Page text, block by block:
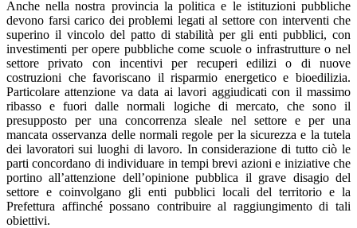
Anche nella nostra provincia la politica e le istituzioni pubbliche
devono farsi carico dei problemi legati al settore con interventi che
superino il vincolo del patto di stabilità per gli enti pubblici, con
investimenti per opere pubbliche come scuole o infrastrutture o nel
settore privato con incentivi per recuperi edilizi o di nuove
costruzioni che favoriscano il risparmio energetico e bioedilizia.
Particolare attenzione va data ai lavori aggiudicati con il massimo
ribasso e fuori dalle normali logiche di mercato, che sono il
presupposto per una concorrenza sleale nel settore e per una
mancata osservanza delle normali regole per la sicurezza e la tutela
dei lavoratori sui luoghi di lavoro. In considerazione di tutto ciò le
parti concordano di individuare in tempi brevi azioni e iniziative che
portino all’attenzione dell’opinione pubblica il grave disagio del
settore e coinvolgano gli enti pubblici locali del territorio e la
Prefettura affinché possano contribuire al raggiungimento di tali
obiettivi.